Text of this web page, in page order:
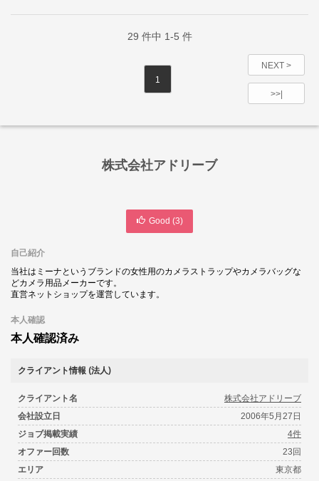
29 件中 1-5 件
1
NEXT >
>>|
株式会社アドリーブ
Good (3)
自己紹介
当社はミーナというブランドの女性用のカメラストラップやカメラバッグな
どカメラ用品メーカーです。
直営ネットショップを運営しています。
本人確認
本人確認済み
クライアント情報 (法人)
クライアント名
株式会社アドリーブ
会社設立日
2006年5月27日
ジョブ掲載実績
4件
オファー回数
23回
エリア
東京都